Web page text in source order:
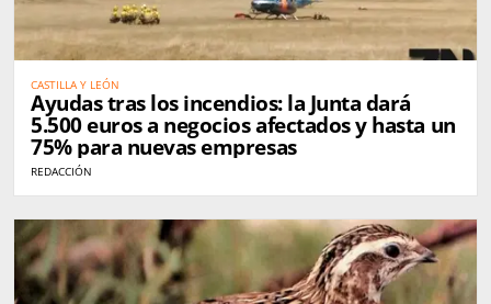
CASTILLA Y LEÓN
Ayudas tras los incendios: la Junta dará
5.500 euros a negocios afectados y hasta un
75% para nuevas empresas
REDACCIÓN